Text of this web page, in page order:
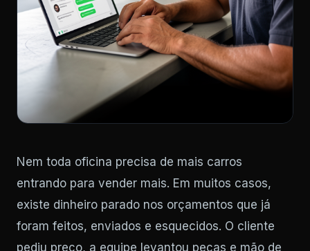
Nem toda oficina precisa de mais carros
entrando para vender mais. Em muitos casos,
existe dinheiro parado nos orçamentos que já
foram feitos, enviados e esquecidos. O cliente
pediu preço, a equipe levantou peças e mão de